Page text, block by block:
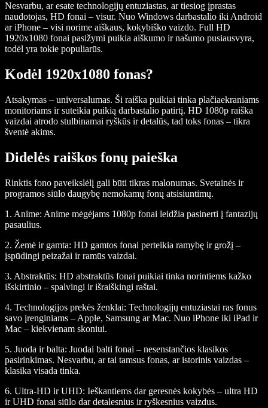
Nesvarbu, ar esate technologijų entuziastas, ar tiesiog įprastas
naudotojas, HD fonai – visur. Nuo Windows darbastalio iki Android
ar iPhone – visi norime aiškaus, kokybiško vaizdo. Full HD
1920x1080 fonai pasižymi puikia aiškumo ir našumo pusiausvyra,
todėl yra tokie populiarūs.
Kodėl 1920x1080 fonas?
Atsakymas – universalumas. Ši raiška puikiai tinka plačiaekraniams
monitoriams ir suteikia puikią darbastalio patirtį. HD 1080p raiška
vaizdai atrodo stulbinamai ryškūs ir detalūs, tad toks fonas – tikra
šventė akims.
Didelės raiškos fonų paieška
Rinktis fono paveikslėlį gali būti tikras malonumas. Svetainės ir
programos siūlo daugybę nemokamų fonų atsisiuntimų.
1. Anime: Anime mėgėjams 1080p fonai leidžia pasinerti į fantazijų
pasaulius.
2. Žemė ir gamta: HD gamtos fonai perteikia ramybę ir grožį –
įspūdingi peizažai ir ramūs vaizdai.
3. Abstraktūs: HD abstraktūs fonai puikiai tinka norintiems kažko
išskirtinio – spalvingi ir išraiškingi raštai.
4. Technologijos prekės ženklai: Technologijų entuziastai ras fonus
savo įrenginiams – Apple, Samsung ar Mac. Nuo iPhone iki iPad ir
Mac – kiekvienam skoniui.
5. Juoda ir balta: Juodai balti fonai – nesenstančios klasikos
pasirinkimas. Nesvarbu, ar tai tamsus fonas, ar istorinis vaizdas –
klasika visada tinka.
6. Ultra-HD ir UHD: Ieškantiems dar geresnės kokybės – ultra HD
ir UHD fonai siūlo dar detalesnius ir ryškesnius vaizdus.